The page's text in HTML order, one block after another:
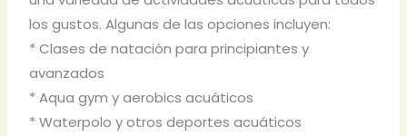
los gustos. Algunas de las opciones incluyen:
* Clases de natación para principiantes y
avanzados
* Aqua gym y aerobics acuáticos
* Waterpolo y otros deportes acuáticos